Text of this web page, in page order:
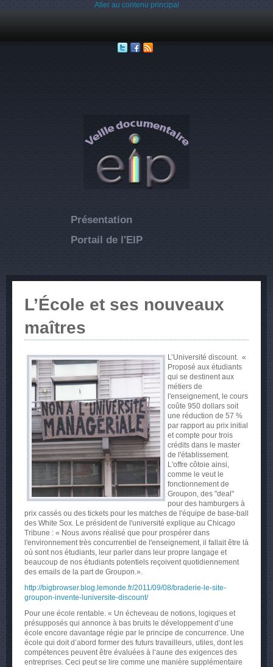
Aller au contenu principal
Présentation
Portail de l'EIP
L’École et ses nouveaux
maîtres
L’Université discount. «
Proposé aux étudiants
qui se destinent aux
métiers de
l'enseignement, le cours
coûte 950 dollars soit
une réduction de 57 %
par rapport au prix initial
et compte pour trois
crédits dans le master
de l'établissement.
L'offre côtoie ainsi,
comme le veut le
fonctionnement de
Groupon, des "deal"
pour des hamburgers à
prix cassés ou des tickets pour les matches de l'équipe de base-ball
des White Sox. Le président de l'université explique au Chicago
Tribune : « Nous avons réalisé que pour prospérer dans
l'environnement très concurrentiel de l'enseignement, il fallait être là
où sont nos étudiants, leur parler dans leur propre langage et
beaucoup de nos étudiants potentiels reçoivent quotidiennement
des emails de la part de Groupon.».
http://bigbrowser.blog.lemonde.fr/2011/09/08/braderie-le-site-
groupon-invente-luniversite-discount/
Pour une école rentable. « Un écheveau de notions, logiques et
présupposés qui annonce à bas bruits le développement d’une
école encore davantage régie par le principe de concurrence. Une
école qui doit d’abord former des futurs travailleurs, utiles, dont les
compétences peuvent être évaluées à l’aune des exigences des
entreprises. Ceci peut se lire comme une manière supplémentaire